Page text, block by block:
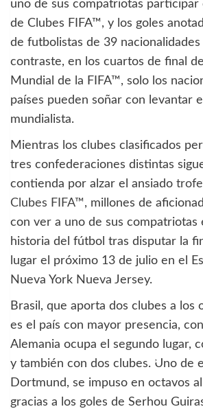
uno de sus compatriotas participar
de Clubes FIFA™, y los goles
de futbolistas de 39
contraste, en los cuartos de final
Mundial de la FIFA™, solo los
países pueden soñar con levantar
mundialista.
Mientras los clubes clasificados
tres confederaciones distintas
contienda por alzar el ansiado
Clubes FIFA™, millones de
con ver a uno de sus compatriotas
historia del fútbol tras disputar la
lugar el próximo 13 de julio en el
Nueva York Nueva Jersey.
Brasil, que aporta dos clubes a los
es el país con mayor presencia,
Alemania ocupa el segundo lugar,
y también con dos clubes. Uno de
Dortmund, se impuso en octavos
gracias a los goles de Serhou